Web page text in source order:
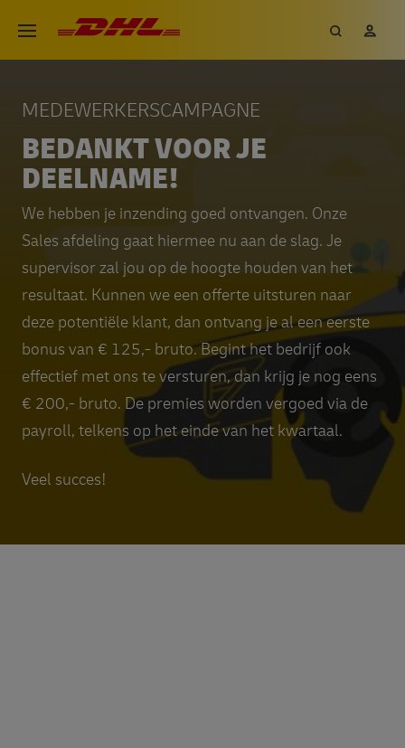
inhoud
gaan
Open menu
DHL eCommerce, ga naar de
Zoeken
BEDANKT VOOR JE
DEELNAME!
MEDEWERKERSCAMPAGNE
We hebben je inzending goed ontvangen. Onze
Sales afdeling gaat hiermee nu aan de slag. Je
supervisor zal jou op de hoogte houden van het
resultaat. Kunnen we een offerte uitsturen naar
deze potentiële klant, dan ontvang je al een eerste
bonus van € 125,- bruto. Begint het bedrijf ook
effectief met ons te versturen, dan krijg je nog eens
€ 200,- bruto. De premies worden vergoed via de
payroll, telkens op het einde van het kwartaal.
Veel succes!